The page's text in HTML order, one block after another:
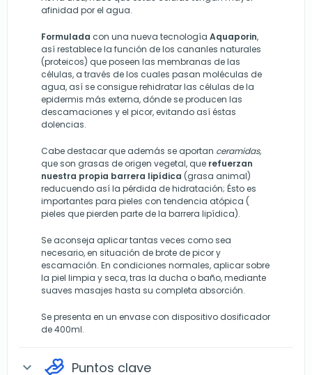
afinidad por el agua.
Formulada con una nueva tecnología Aquaporin,
así restablece la función de los cananles naturales
(proteicos) que poseen las membranas de las
células, a través de los cuales pasan moléculas de
agua, así se consigue rehidratar las células de la
epidermis más externa, dónde se producen las
descamaciones y el picor, evitando así éstas
dolencias.
Cabe destacar que además se aportan ceramidas,
que son grasas de origen vegetal, que refuerzan
nuestra propia barrera lipídica (grasa animal)
reducuendo así la pérdida de hidratación; Ésto es
importantes para pieles con tendencia atópica (
pieles que pierden parte de la barrera lipídica).
Se aconseja aplicar tantas veces como sea
necesario, en situación de brote de picor y
escamación. En condiciones normales, aplicar sobre
la piel limpia y seca, tras la ducha o baño, mediante
suaves masajes hasta su completa absorción.
Se presenta en un envase con dispositivo dosificador
de 400ml.
expand_more Puntos clave